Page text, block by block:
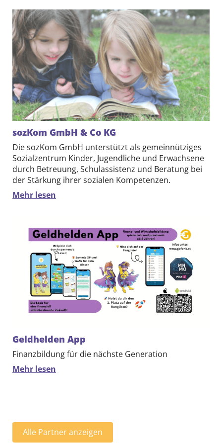
sozKom GmbH & Co KG
Die sozKom GmbH unterstützt als gemeinnütziges
Sozialzentrum Kinder, Jugendliche und Erwachsene
durch Betreuung, Schulassistenz und Beratung bei
der Stärkung ihrer sozialen Kompetenzen.
Mehr lesen
Geldhelden App
Finanzbildung für die nächste Generation
Mehr lesen
Alle Partner anzeigen